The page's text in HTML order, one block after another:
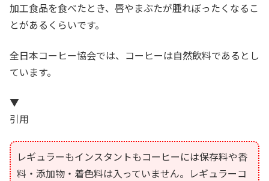
加工食品を食べたとき、唇やまぶたが腫れぼったくなるこ
とがあるくらいです。
全日本コーヒー協会では、コーヒーは自然飲料であるとし
ています。
▼
引用
レギュラーもインスタントもコーヒーには保存料や香
料・添加物・着色料は入っていません。レギュラーコ